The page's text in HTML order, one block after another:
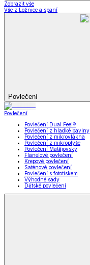
Zobrazit vše
Vše z Ložnice a spaní
Povlečení
Povlečení
Povlečení Dual Feel®
Povlečení z hladké bavlny
Povlečení z mikrovlákna
Povlečení z mikroplyše
Povlečení Matějovský
Flanelové povlečení
Krepové povlečení
Saténové povlečení
Povlečení s fototiskem
Výhodné sady
Dětské povlečení